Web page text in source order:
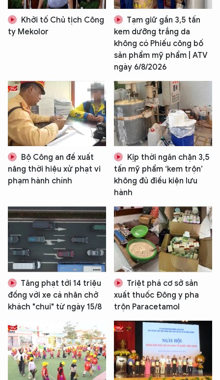
Khởi tố Chủ tịch Công
ty Mekolor
Tạm giữ gần 3,5 tấn
kem dưỡng trắng da
không có Phiếu công bố
sản phẩm mỹ phẩm | ATV
ngày 6/8/2026
Bộ Công an đề xuất
nâng thời hiệu xử phạt vi
phạm hành chính
Kịp thời ngăn chặn 3,5
tấn mỹ phẩm ‘kem trộn’
không đủ điều kiện lưu
hành
Tăng phạt tới 14 triệu
đồng với xe cá nhân chở
khách "chui" từ ngày 15/8
Triệt phá cơ sở sản
xuất thuốc Đông y pha
trộn Paracetamol